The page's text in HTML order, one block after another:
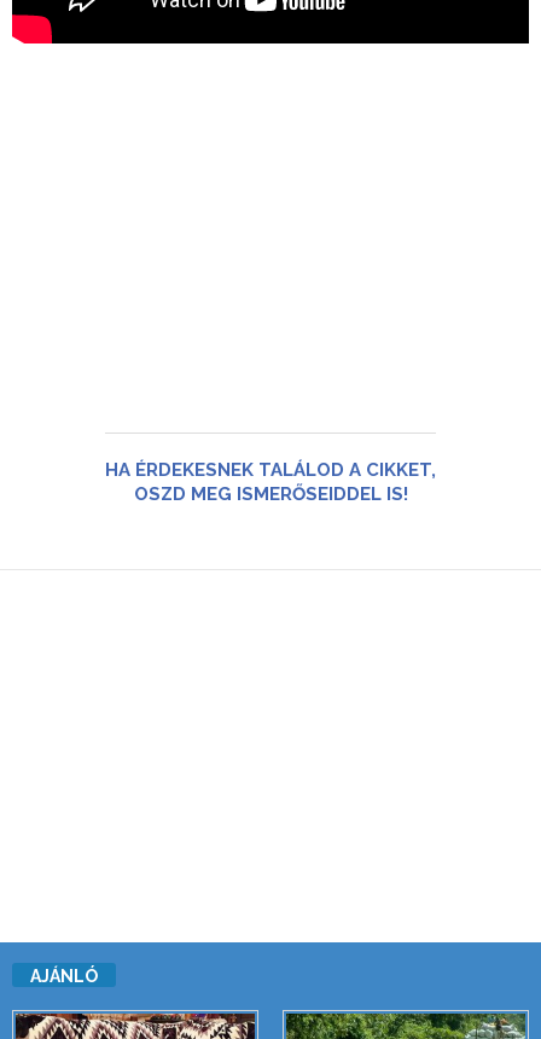
HA ÉRDEKESNEK TALÁLOD A CIKKET,
OSZD MEG ISMERŐSEIDDEL IS!
AJÁNLÓ